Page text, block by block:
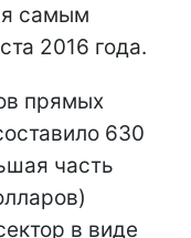
самым
2016 года.
прямых
630
часть
в виде